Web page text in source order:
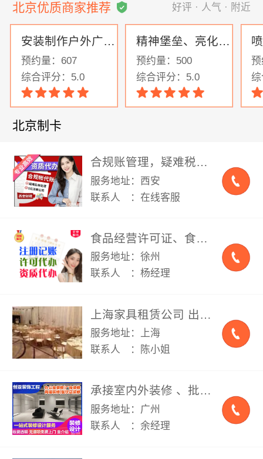
好评 · 人气 · 附近
北京优质商家推荐
安装制作户外广告牌、喷绘招牌、门头发光字、文化背景墙、LED电子显示屏
预约量：607
综合评分：5.0
精神堡垒、亮化工程、标牌标识、喷绘招牌、门头招牌安装、标识牌定制、户外广告制作、软膜灯箱广告、发光字定制、宣传栏定制、企业文化墙设计
预约量：500
综合评分：5.0
北京制卡
合规账管理，疑难税务解决，乱账整理，专业财税公司，代理记账，管理合规账，专业财务外包/财税合规/乱账整理/公司注销转让/经营账/内部审账
服务地址：西安
联系人 ：在线客服
食品经营许可证、食品小餐饮许可、食品小作坊证、卫生许可证、卫生检测报告
服务地址：徐州
联系人 ：杨经理
上海家具租赁公司 出租沙发 茶几 面包凳 户外桌椅
服务地址：上海
联系人 ：陈小姐
承接室内外装修 、批灰刷墙、旧房翻新、墙面翻新、二手房改造、隔断、办公室装修、家庭装修、店铺装修、写字楼装修、厂房装修、老房翻新
服务地址：广州
联系人 ：余经理